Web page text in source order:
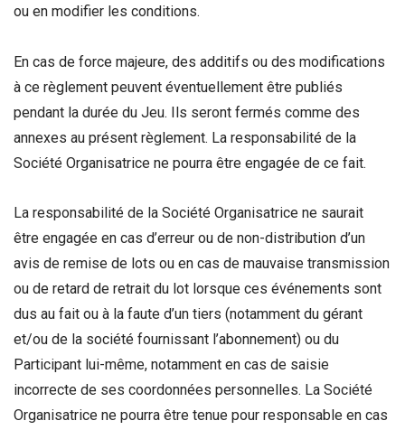
ou en modifier les conditions.
En cas de force majeure, des additifs ou des modifications
à ce règlement peuvent éventuellement être publiés
pendant la durée du Jeu. Ils seront fermés comme des
annexes au présent règlement. La responsabilité de la
Société Organisatrice ne pourra être engagée de ce fait.
La responsabilité de la Société Organisatrice ne saurait
être engagée en cas d’erreur ou de non-distribution d’un
avis de remise de lots ou en cas de mauvaise transmission
ou de retard de retrait du lot lorsque ces événements sont
dus au fait ou à la faute d’un tiers (notamment du gérant
et/ou de la société fournissant l’abonnement) ou du
Participant lui-même, notamment en cas de saisie
incorrecte de ses coordonnées personnelles. La Société
Organisatrice ne pourra être tenue pour responsable en cas